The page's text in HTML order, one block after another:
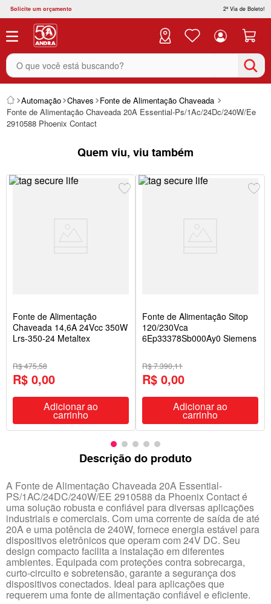
Solicite um orçamento 2ª Via de Boleto!
O que você está buscando?
Automação Chaves
Fonte de Alimentação Chaveada
Fonte de Alimentação Chaveada 20A Essential-Ps/1Ac/24Dc/240W/Ee
2910588 Phoenix Contact
Quem viu, viu também
Fonte de Alimentação
Chaveada 14,6A 24Vcc 350W
Lrs-350-24 Metaltex
R$ 475,58
R$ 0,00
Adicionar ao
carrinho
Fonte de Alimentação Sitop
120/230Vca
6Ep33378Sb000Ay0 Siemens
R$ 7.390,11
R$ 0,00
Adicionar ao
carrinho
Descrição do produto
A Fonte de Alimentação Chaveada 20A Essential-
PS/1AC/24DC/240W/EE 2910588 da Phoenix Contact é
uma solução robusta e confiável para diversas aplicações
industriais e comerciais. Com uma corrente de saída de até
20A e uma potência de 240W, fornece energia estável para
dispositivos eletrônicos que operam com 24V DC. Seu
design compacto facilita a instalação em diferentes
ambientes. Equipada com proteções contra sobrecarga,
curto-circuito e sobretensão, garante a segurança dos
dispositivos conectados. Ideal para aplicações que
requerem uma fonte de alimentação confiável e eficiente.